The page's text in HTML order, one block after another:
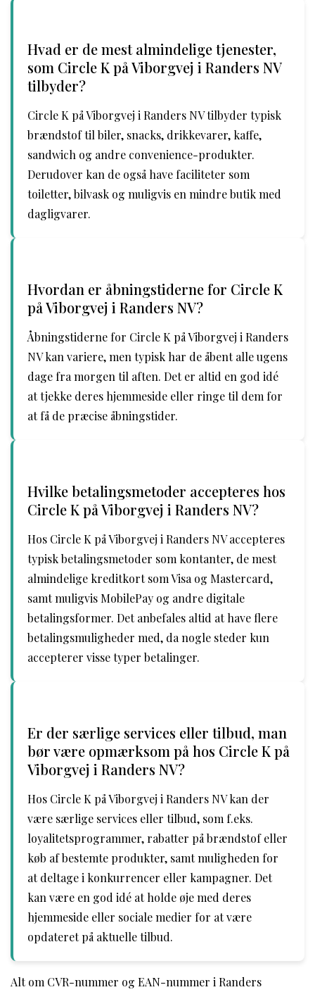
Hvad er de mest almindelige tjenester,
som Circle K på Viborgvej i Randers NV
tilbyder?
Circle K på Viborgvej i Randers NV tilbyder typisk
brændstof til biler, snacks, drikkevarer, kaffe,
sandwich og andre convenience-produkter.
Derudover kan de også have faciliteter som
toiletter, bilvask og muligvis en mindre butik med
dagligvarer.
Hvordan er åbningstiderne for Circle K
på Viborgvej i Randers NV?
Åbningstiderne for Circle K på Viborgvej i Randers
NV kan variere, men typisk har de åbent alle ugens
dage fra morgen til aften. Det er altid en god idé
at tjekke deres hjemmeside eller ringe til dem for
at få de præcise åbningstider.
Hvilke betalingsmetoder accepteres hos
Circle K på Viborgvej i Randers NV?
Hos Circle K på Viborgvej i Randers NV accepteres
typisk betalingsmetoder som kontanter, de mest
almindelige kreditkort som Visa og Mastercard,
samt muligvis MobilePay og andre digitale
betalingsformer. Det anbefales altid at have flere
betalingsmuligheder med, da nogle steder kun
accepterer visse typer betalinger.
Er der særlige services eller tilbud, man
bør være opmærksom på hos Circle K på
Viborgvej i Randers NV?
Hos Circle K på Viborgvej i Randers NV kan der
være særlige services eller tilbud, som f.eks.
loyalitetsprogrammer, rabatter på brændstof eller
køb af bestemte produkter, samt muligheden for
at deltage i konkurrencer eller kampagner. Det
kan være en god idé at holde øje med deres
hjemmeside eller sociale medier for at være
opdateret på aktuelle tilbud.
Alt om CVR-nummer og EAN-nummer i Randers